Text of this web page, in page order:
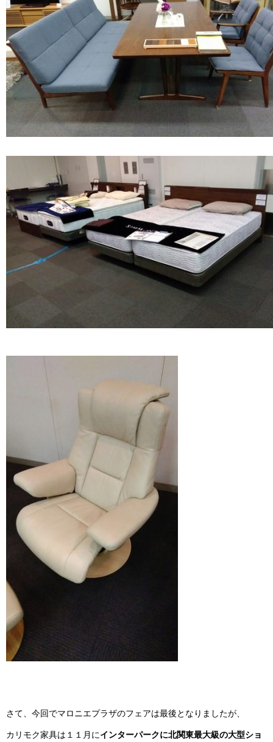
さて、今回でマロニエプラザのフェアは最後となりましたが、
カリモク家具は１１月にインターパークに北関東最大級の大型ショ